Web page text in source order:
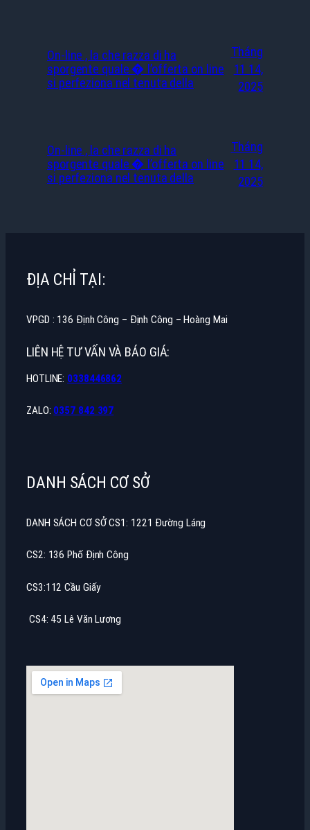
On-line , la che razza di ha
sporgente quale � l’offerta on line
si perfeziona nel tenuta della
Tháng
11 14,
2025
On-line , la che razza di ha
sporgente quale � l’offerta on line
si perfeziona nel tenuta della
Tháng
11 14,
2025
ĐỊA CHỈ TẠI:
VPGD : 136 Định Công – Định Công – Hoàng Mai
LIÊN HỆ TƯ VẤN VÀ BÁO GIÁ:
HOTLINE: 0338446862
ZALO: 0357 842 397
DANH SÁCH CƠ SỞ
DANH SÁCH CƠ SỞ CS1: 1221 Đường Láng
CS2: 136 Phố Định Công
CS3:112 Cầu Giấy
CS4: 45 Lê Văn Lương